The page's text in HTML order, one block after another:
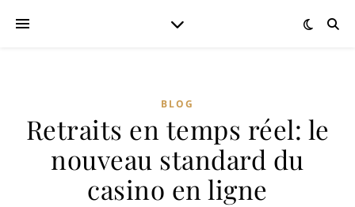
BLOG
Retraits en temps réel: le
nouveau standard du
casino en ligne